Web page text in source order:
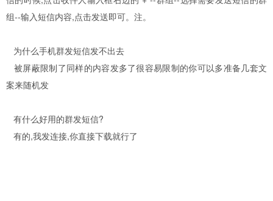
组--输入短信内容,点击发送即可。注。
为什么手机群发短信发不出去
被屏蔽限制了同样的内容发多了很容易限制的你可以多准备几套文
案来随机发
有什么好用的群发短信?
有的,我发连接,你直接下载就行了